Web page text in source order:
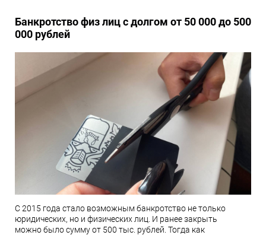
Банкротство физ лиц с долгом от 50 000 до 500
000 рублей
С 2015 года стало возможным банкротство не только
юридических, но и физических лиц. И ранее закрыть
можно было сумму от 500 тыс. рублей. Тогда как